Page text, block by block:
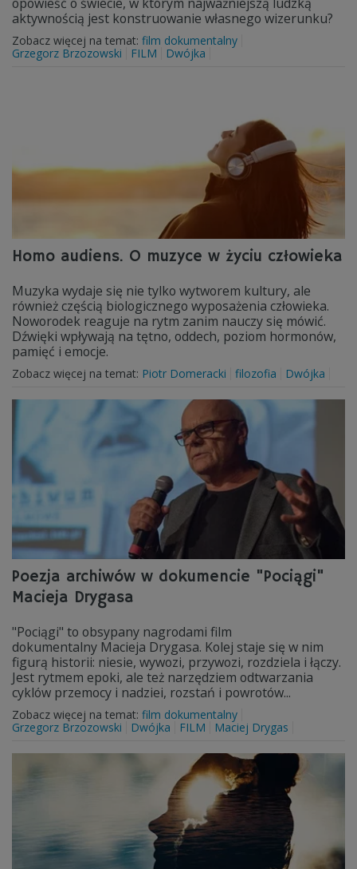
aktywnością jest konstruowanie własnego wizerunku?
Zobacz więcej na temat: film dokumentalny
Grzegorz Brzozowski
FILM Dwójka
Homo audiens. O muzyce w życiu człowieka
Muzyka wydaje się nie tylko wytworem kultury, ale
również częścią biologicznego wyposażenia człowieka.
Noworodek reaguje na rytm zanim nauczy się mówić.
Dźwięki wpływają na tętno, oddech, poziom hormonów,
pamięć i emocje.
Zobacz więcej na temat: Piotr Domeracki filozofia Dwójka
Poezja archiwów w dokumencie "Pociągi"
Macieja Drygasa
"Pociągi" to obsypany nagrodami film
dokumentalny Macieja Drygasa. Kolej staje się w nim
figurą historii: niesie, wywozi, przywozi, rozdziela i łączy.
Jest rytmem epoki, ale też narzędziem odtwarzania
cyklów przemocy i nadziei, rozstań i powrotów...
Zobacz więcej na temat: film dokumentalny
Grzegorz Brzozowski
Dwójka FILM Maciej Drygas